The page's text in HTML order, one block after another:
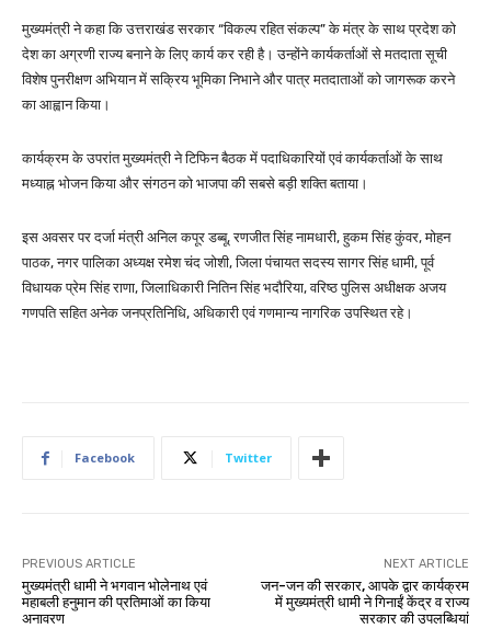
मुख्यमंत्री ने कहा कि उत्तराखंड सरकार “विकल्प रहित संकल्प” के मंत्र के साथ प्रदेश को
देश का अग्रणी राज्य बनाने के लिए कार्य कर रही है। उन्होंने कार्यकर्ताओं से मतदाता सूची
विशेष पुनरीक्षण अभियान में सक्रिय भूमिका निभाने और पात्र मतदाताओं को जागरूक करने
का आह्वान किया।
कार्यक्रम के उपरांत मुख्यमंत्री ने टिफिन बैठक में पदाधिकारियों एवं कार्यकर्ताओं के साथ
मध्याह्न भोजन किया और संगठन को भाजपा की सबसे बड़ी शक्ति बताया।
इस अवसर पर दर्जा मंत्री अनिल कपूर डब्बू, रणजीत सिंह नामधारी, हुकम सिंह कुंवर, मोहन
पाठक, नगर पालिका अध्यक्ष रमेश चंद जोशी, जिला पंचायत सदस्य सागर सिंह धामी, पूर्व
विधायक प्रेम सिंह राणा, जिलाधिकारी नितिन सिंह भदौरिया, वरिष्ठ पुलिस अधीक्षक अजय
गणपति सहित अनेक जनप्रतिनिधि, अधिकारी एवं गणमान्य नागरिक उपस्थित रहे।
Facebook Twitter
PREVIOUS ARTICLE
मुख्यमंत्री धामी ने भगवान भोलेनाथ एवं
महाबली हनुमान की प्रतिमाओं का किया
अनावरण
NEXT ARTICLE
जन-जन की सरकार, आपके द्वार कार्यक्रम
में मुख्यमंत्री धामी ने गिनाईं केंद्र व राज्य
सरकार की उपलब्धियां